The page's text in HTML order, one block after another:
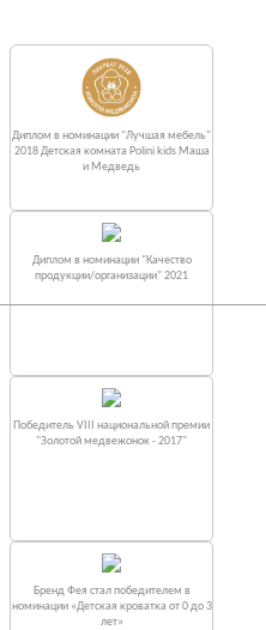
Диплом в номинации "Лучшая мебель"
2018 Детская комната Polini kids Маша
и Медведь
Диплом в номинации "Качество
продукции/организации" 2021
Победитель VIII национальной премии
"Золотой медвежонок - 2017"
Бренд Фея стал победителем в
номинации «Детская кроватка от 0 до 3
лет»